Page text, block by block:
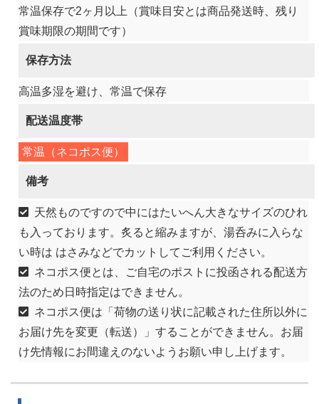
常温保存で2ヶ月以上（賞味目安とは商品発送時、残り
賞味期限の期間です）
保存方法
高温多湿を避け、常温で保存
配送温度帯
常温（ネコポス便）
備考
天然ものですので中にはたいへん大きなサイズのひれ
も入っております。炙ると縮みますが、湯呑みに入らな
い時は はさみなどでカットしてご利用ください。
ネコポス便とは、ご自宅のポストに投函される配送方
法のため日時指定はできません。
ネコポス便は「荷物の送り状に記載された住所以外に
お届け先を変更（転送）」することができません。お届
け先情報にお間違えのないようお願い申し上げます。